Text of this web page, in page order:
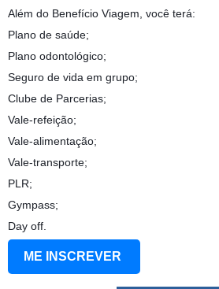
Além do Benefício Viagem, você terá:
Plano de saúde;
Plano odontológico;
Seguro de vida em grupo;
Clube de Parcerias;
Vale-refeição;
Vale-alimentação;
Vale-transporte;
PLR;
Gympass;
Day off.
ME INSCREVER